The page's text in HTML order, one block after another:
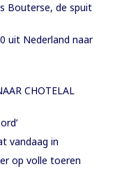
Bouterse, de spuit
uit Nederland naar
CHOTELAL
vandaag in
op volle toeren